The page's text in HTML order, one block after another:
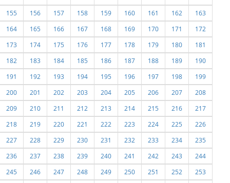
155
156 157 158 159 160 161 162
163
164
165 166 167 168 169 170 171
172
173
174 175 176 177 178 179 180
181
182
183 184 185 186 187 188 189
190
191
192 193 194 195 196 197 198
199
200
201 202 203 204 205 206 207
208
209
210 211 212 213 214 215 216
217
218
219 220 221 222 223 224 225
226
227
228 229 230 231 232 233 234
235
236
237 238 239 240 241 242 243
244
245
246 247 248 249 250 251 252
253